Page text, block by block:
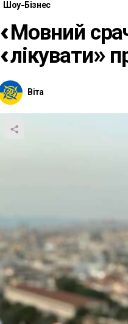
Шоу-Бізнес
«Мовний
«лікувати»
Віта